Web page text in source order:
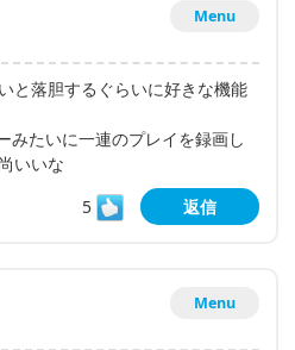
Menu
と落胆するぐらいに好きな機能
みたいに一連のプレイを録画し
いいな
5
返信
Menu